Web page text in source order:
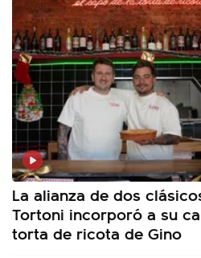
La alianza de dos
Tortoni incorporó a su
torta de ricota de Gino